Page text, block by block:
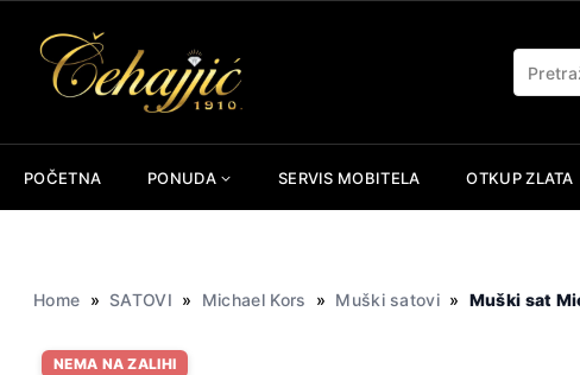
content
POČETNA PONUDA SERVIS MOBITELA OTKUP ZLATA
Home » SATOVI » Michael Kors » Muški satovi » Muški sat
NEMA NA ZALIHI